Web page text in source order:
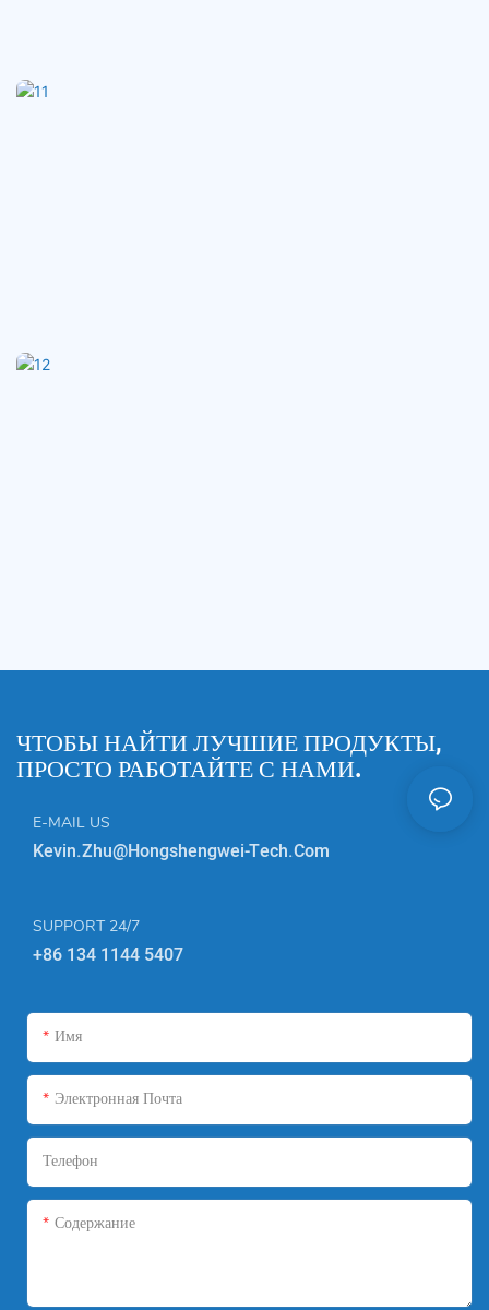
ЧТОБЫ НАЙТИ ЛУЧШИЕ ПРОДУКТЫ,
ПРОСТО РАБОТАЙТЕ С НАМИ.
E-MAIL US
Kevin.zhu@hongshengwei-Tech.com
SUPPORT 24/7
+86 134 1144 5407
Имя
Электронная Почта
Телефон
Содержание